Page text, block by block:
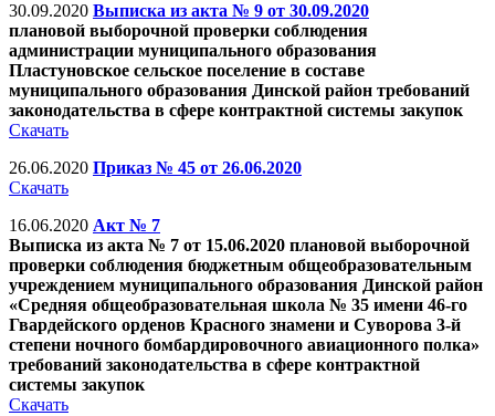
30.09.2020 Выписка из акта № 9 от 30.09.2020
плановой выборочной проверки соблюдения
администрации муниципального образования
Пластуновское сельское поселение в составе
муниципального образования Динской район требований
законодательства в сфере контрактной системы закупок
Скачать
26.06.2020 Приказ № 45 от 26.06.2020
Скачать
16.06.2020 Акт № 7
Выписка из акта № 7 от 15.06.2020 плановой выборочной
проверки соблюдения бюджетным общеобразовательным
учреждением муниципального образования Динской район
«Средняя общеобразовательная школа № 35 имени 46-го
Гвардейского орденов Красного знамени и Суворова 3-й
степени ночного бомбардировочного авиационного полка»
требований законодательства в сфере контрактной
системы закупок
Скачать